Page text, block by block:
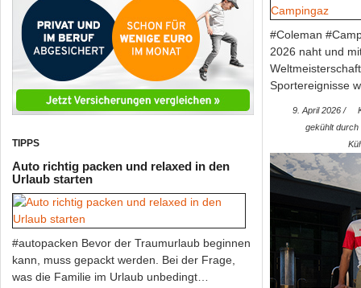
Triumphaler Auftakt auf dem See: La Traviata
Bregenzer Festspielen
#LaTraviata #BregenzerFestspiele Mit minutenlangen Standing
Applaus und einer Atmosphäre, die ihresgleichen…
TIPPS
Auto richtig packen und relaxed in den
Urlaub starten
#autopacken Bevor der Traumurlaub beginnen
kann, muss gepackt werden. Bei der Frage,
was die Familie im Urlaub unbedingt…
#Coleman
2026 naht und
Sportereignisse
9. April 2026 /
gekühlt durch